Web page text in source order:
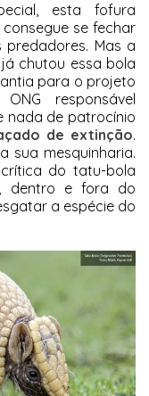
esta fofura
consegue se fechar
Mas a
chutou essa bola
para o projeto
responsável
nada de patrocínio
de extinção.
sua mesquinharia.
do tatu-bola
dentro e fora do
a espécie do